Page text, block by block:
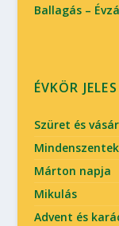
Ballagás –
ÉVKÖR
Szüret és vásár
Márton napja
Mikulás
Advent és